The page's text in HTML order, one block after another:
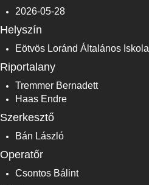
2026-05-28
Helyszín
Eötvös Loránd Általános Iskola
Riportalany
Tremmer Bernadett
Haas Endre
Szerkesztő
Bán László
Operatőr
Csontos Bálint